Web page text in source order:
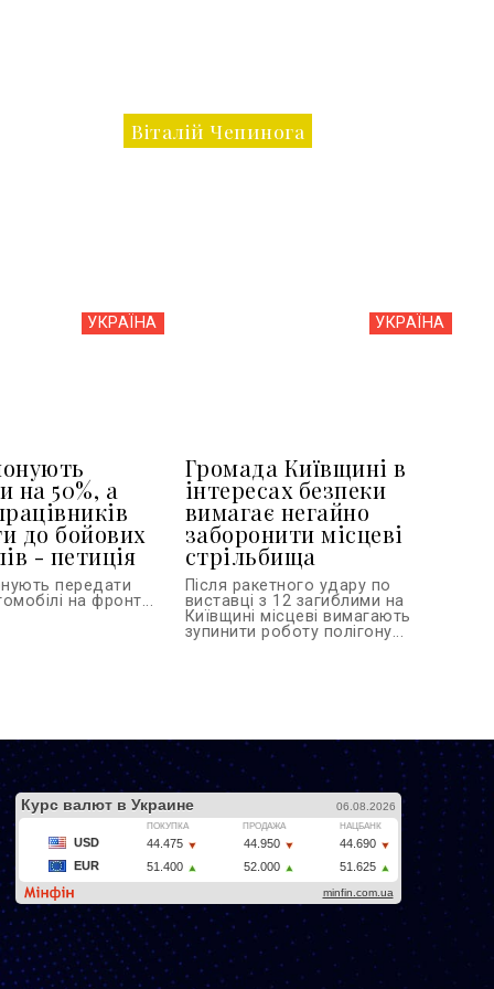
Віталій Чепинога
УКРАЇНА
на 50%, а
до бойових
- петиція
передати
на фронт...
УКРАЇНА
Громада Київщині в
інтересах безпеки
вимагає негайно
заборонити місцеві
стрільбища
Після ракетного удару по
виставці з 12 загиблими на
Київщині місцеві вимагають
зупинити роботу полігону...